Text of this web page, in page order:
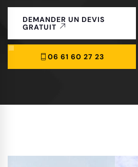
DEMANDER UN DEVIS
GRATUIT
06 61 60 27 23